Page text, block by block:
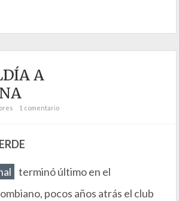
A
1 comentario
terminó último en el
pocos años atrás el club